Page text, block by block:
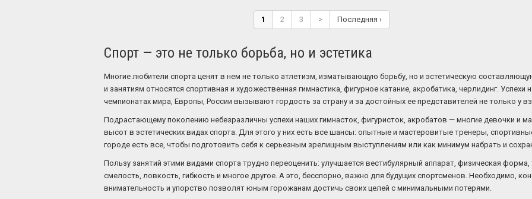
1 2 3 > Последняя ›
Спорт — это не только борьба, но и эстетика
Многие любители спорта ценят в нем не только атлетизм, изматывающую борьбу, но и эстетическую
и занятиям относятся спортивная и художественная гимнастика, фигурное катание, акробатика, черлидинг.
чемпионатах мира, Европы, России вызывают гордость за страну и за достойных ее представителей не только у
Подрастающему поколению небезразличны успехи наших гимнасток, фигуристок, акробатов — многие девочки и
высот в эстетических видах спорта. Для этого у них есть все шансы: опытные и мастеровитые тренеры,
городе есть все, чтобы подготовить себя к серьезным зрелищным выступлениям или как минимум набрать и
Пользу занятий этими видами спорта трудно переоценить: улучшается вестибулярный аппарат, физическая
смелость, ловкость, гибкость и многое другое. А это, бесспорно, важно для будущих спортсменов. Необходимо,
внимательность и упорство позволят юным горожанам достичь своих целей с минимальными потерями.